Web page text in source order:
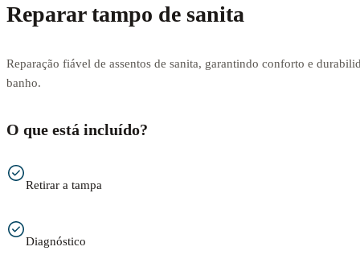
Reparar tampo de sanita
Reparação fiável de assentos de sanita, garantindo conforto e
banho.
O que está incluído?
Retirar a tampa
Diagnóstico